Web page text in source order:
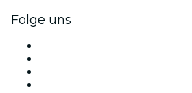
Folge uns